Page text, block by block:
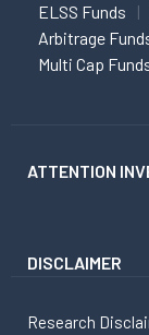
ELSS Funds
Arbitrage
Multi Cap
ATTENTION
DISCLAIMER
Research